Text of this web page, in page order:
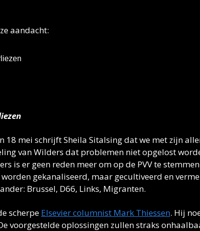
aandacht:
18 mei schrijft Sheila Sitalsing dat we met zijn
van Wilders dat problemen niet opgelost
is er geen reden meer om op de PVV te
gekanaliseerd, maar gecultiveerd en
Brussel, D66, Links, Migranten.
scherpe Elsevier columnist Mark Thiessen. Hij
voorgestelde oplossingen zullen straks